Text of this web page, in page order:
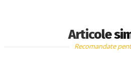
Articole
Recomandate